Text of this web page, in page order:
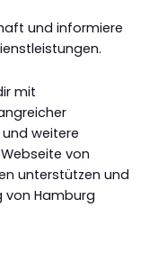
und informiere
mit
weitere
von
unterstützen und
von Hamburg